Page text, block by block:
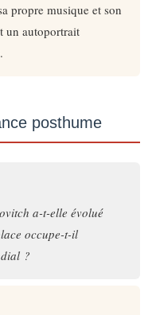
propre musique et son
un autoportrait
posthume
a-t-elle évolué
occupe-t-il
?